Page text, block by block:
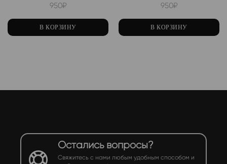
950₽
В КОРЗИНУ
950₽
В КОРЗИНУ
Остались вопросы?
Свяжитесь с нами любым удобным способом и